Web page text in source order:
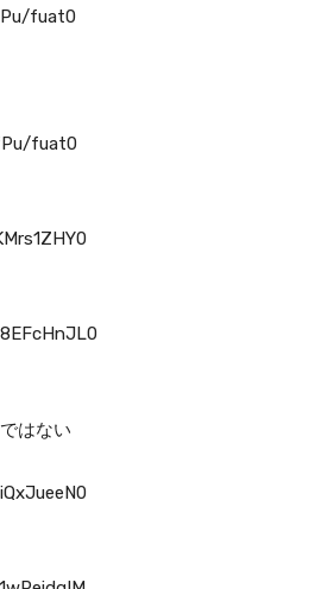
fuat0
fuat0
はない